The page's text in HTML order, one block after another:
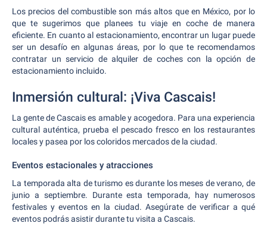
Los precios del combustible son más altos que en México, por lo
que te sugerimos que planees tu viaje en coche de manera
eficiente. En cuanto al estacionamiento, encontrar un lugar puede
ser un desafío en algunas áreas, por lo que te recomendamos
contratar un servicio de alquiler de coches con la opción de
estacionamiento incluido.
Inmersión cultural: ¡Viva Cascais!
La gente de Cascais es amable y acogedora. Para una experiencia
cultural auténtica, prueba el pescado fresco en los restaurantes
locales y pasea por los coloridos mercados de la ciudad.
Eventos estacionales y atracciones
La temporada alta de turismo es durante los meses de verano, de
junio a septiembre. Durante esta temporada, hay numerosos
festivales y eventos en la ciudad. Asegúrate de verificar a qué
eventos podrás asistir durante tu visita a Cascais.